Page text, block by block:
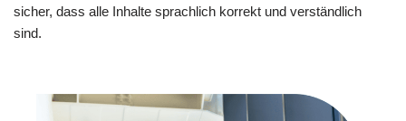
sicher, dass alle Inhalte sprachlich korrekt und verständlich
sind.